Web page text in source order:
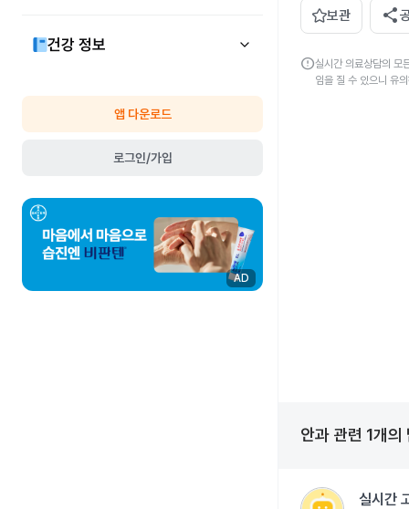
건강 정보
앱 다운로드
로그인/가입
AD
보관 share
error실시간 의료상담의 모
임을 질 수 있으니 유
안과 관련 1개의
실시간